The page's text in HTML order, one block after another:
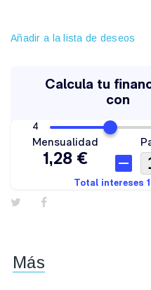
Añadir a la lista de deseos
Más